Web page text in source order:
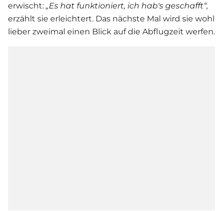
erwischt: „Es hat funktioniert, ich hab's geschafft“,
erzählt sie erleichtert. Das nächste Mal wird sie wohl
lieber zweimal einen Blick auf die Abflugzeit werfen.